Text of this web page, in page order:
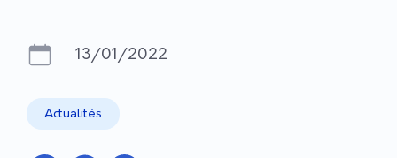
13/01/2022
Actualités